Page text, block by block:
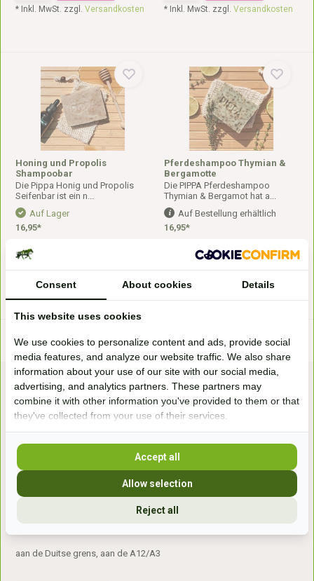
* Inkl. MwSt. zzgl.Versandkosten * Inkl. MwSt. zzgl. Versandkosten
Honing und Propolis
Shampoobar
Die Pippa Honig und Propolis
Seifenbar ist ein n...
Auf Lager
16,95*
Pferdeshampoo Thymian &
Bergamotte
Die PIPPA Pferdeshampoo
Thymian & Bergamot hat a...
Auf Bestellung erhältlich
16,95*
Bezoek onze
winkel
Handelsweg 6a
aan de Duitse grens, aan de A12/A3
Consent About cookies Details
This website uses cookies
We use cookies to personalize content and ads, provide social
media features, and analyze our website traffic. We also share
information about your use of our site with our social media,
advertising, and analytics partners. These partners may
combine it with other information you've provided to them or that
they've collected from your use of their services.
Reject all
Allow selection
Accept all